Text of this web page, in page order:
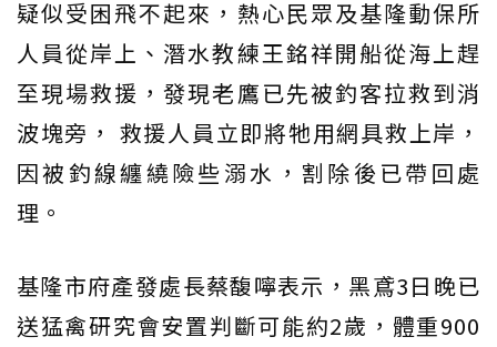
疑似受困飛不起來，熱心民眾及基隆動保所
人員從岸上、潛水教練王銘祥開船從海上趕
至現場救援，發現老鷹已先被釣客拉救到消
波塊旁， 救援人員立即將牠用網具救上岸，
因被釣線纏繞險些溺水，割除後已帶回處
理。
基隆市府產發處長蔡馥嚀表示，黑鳶3日晚已
送猛禽研究會安置判斷可能約2歲，體重900